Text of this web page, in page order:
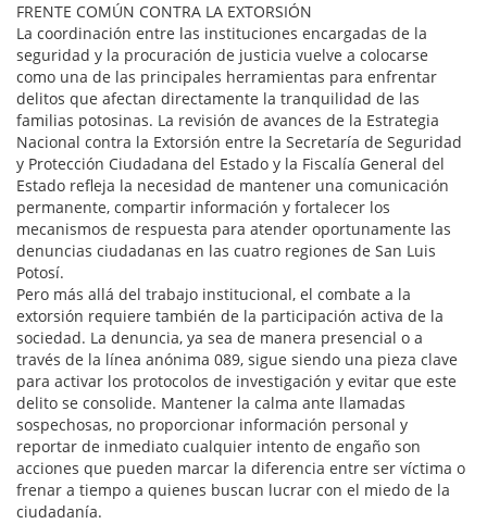
FRENTE COMÚN CONTRA LA EXTORSIÓN
La coordinación entre las instituciones encargadas de la
seguridad y la procuración de justicia vuelve a colocarse
como una de las principales herramientas para enfrentar
delitos que afectan directamente la tranquilidad de las
familias potosinas. La revisión de avances de la Estrategia
Nacional contra la Extorsión entre la Secretaría de Seguridad
y Protección Ciudadana del Estado y la Fiscalía General del
Estado refleja la necesidad de mantener una comunicación
permanente, compartir información y fortalecer los
mecanismos de respuesta para atender oportunamente las
denuncias ciudadanas en las cuatro regiones de San Luis
Potosí.
Pero más allá del trabajo institucional, el combate a la
extorsión requiere también de la participación activa de la
sociedad. La denuncia, ya sea de manera presencial o a
través de la línea anónima 089, sigue siendo una pieza clave
para activar los protocolos de investigación y evitar que este
delito se consolide. Mantener la calma ante llamadas
sospechosas, no proporcionar información personal y
reportar de inmediato cualquier intento de engaño son
acciones que pueden marcar la diferencia entre ser víctima o
frenar a tiempo a quienes buscan lucrar con el miedo de la
ciudadanía.